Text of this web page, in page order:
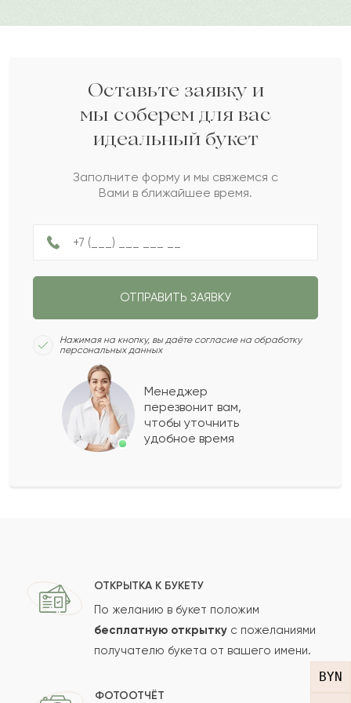
BYN
Л 2022-01-11
Лея
2022-01-04
Ярослав
2021-09-25
Римма
Глеб
Ф Фидель
Музаффар
Показать еще
Ваш e-mail
Отзыв
Оставьте заявку и
мы соберем для вас
идеальный букет
Заполните форму и мы свяжемся с
Вами в ближайшее время.
ОТПРАВИТЬ ЗАЯВКУ
Нажимая на кнопку, вы даёте согласие на обработку
персональных данных
Менеджер
перезвонит вам,
чтобы уточнить
удобное время
ОТКРЫТКА К БУКЕТУ
По желанию в букет положим
бесплатную открытку с пожеланиями
получателю букета от вашего имени.
ФОТООТЧЁТ